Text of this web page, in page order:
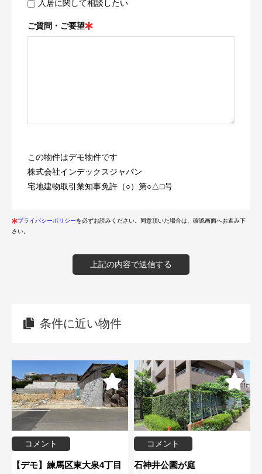
入居に関して相談したい
ご質問・ご要望
この物件はデモ物件です
株式会社インデックスジャパン
宅地建物取引業知事免許（○）第○△□号
プライバシーポリシーを必ずお読みください。同意頂いた場合は、確認画面へお進み下
さい。
条件に近い物件
コメント
【デモ】練馬区東大泉4丁目
コメント
石神井公園が庭